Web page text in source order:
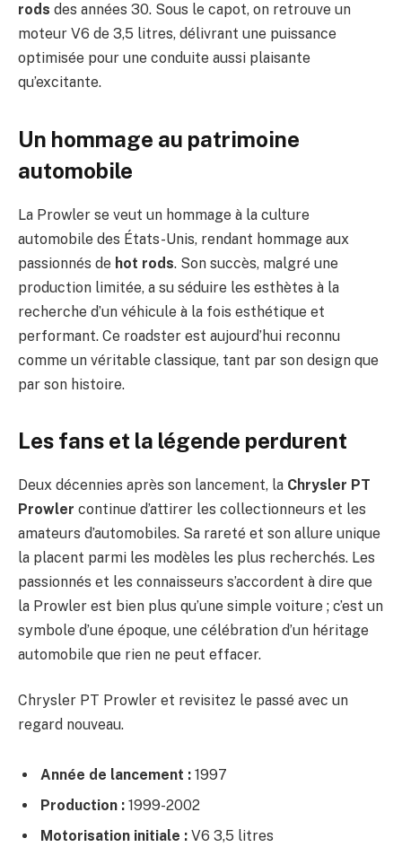
rods des années 30. Sous le capot, on retrouve un
moteur V6 de 3,5 litres, délivrant une puissance
optimisée pour une conduite aussi plaisante
qu’excitante.
Un hommage au patrimoine
automobile
La Prowler se veut un hommage à la culture
automobile des États-Unis, rendant hommage aux
passionnés de hot rods. Son succès, malgré une
production limitée, a su séduire les esthètes à la
recherche d’un véhicule à la fois esthétique et
performant. Ce roadster est aujourd’hui reconnu
comme un véritable classique, tant par son design que
par son histoire.
Les fans et la légende perdurent
Deux décennies après son lancement, la Chrysler PT
Prowler continue d’attirer les collectionneurs et les
amateurs d’automobiles. Sa rareté et son allure unique
la placent parmi les modèles les plus recherchés. Les
passionnés et les connaisseurs s’accordent à dire que
la Prowler est bien plus qu’une simple voiture ; c’est un
symbole d’une époque, une célébration d’un héritage
automobile que rien ne peut effacer.
Chrysler PT Prowler et revisitez le passé avec un
regard nouveau.
Année de lancement : 1997
Production : 1999-2002
Motorisation initiale : V6 3,5 litres